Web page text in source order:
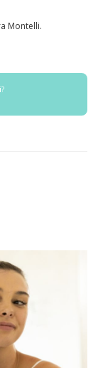
Montelli.